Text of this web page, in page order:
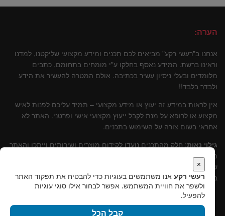
הערה:
אנחנו ב"רעשי רקע" מביאים לכם תכנים ומידע מקצועי שליקטנו, למדנו
וראינו ברשת. המידע נאסף בחלקו ע"י מומחים בתחומם, כתבים
מלומדים ובעלי ניסיון עשיר בכתיבה. אולם המטרה להעשיר את הידע
ולבדר בלבד!!
אין לראות במידע זה יעוץ או מידע מקצועי – תמיד עליכם לפנות לאיש
מקצוע או לרופא על מנת לקבל ייעוץ מקצועי אישי ופרטני. האתר לא
אחראי בשום צורה על השימוש בתכנים.
גילוי נאות: חלק מהתכנים נועדו לקידום מוצרים ושירותים וייתכן והאתר
מקבל עליהם עמלות שונות. אולם, נבהיר, שתמיד עומדת מולנו טובתו
של הקורא ולכן תמיד נמליץ על שירותים ומוצרים שלדעתינו עומדים
בסטנרט איכותי וקידומם יכול להוות תרומה לקוראים.
×
רעשי רקע אנו משתמשים בעוגיות כדי להבטיח את תפקוד האתר
ולשפר את חוויית המשתמש. אפשר לבחור אילו סוגי עוגיות
להפעיל.
קבל הכל